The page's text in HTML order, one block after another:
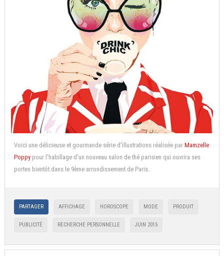
Voici une délicieuse et gourmande série d'illustrations réalisée par Mamzelle
Poppy pour l'habillage d'un nouveau salon de thé parisien qui ouvrira ses
portes bientôt dans le 9ème arrondissement de Paris.
PARTAGER AFFICHAGE HOROSCOPE MODE PRODUIT
PUBLICITÉ RECHERCHE PERSONNELLE JUIN 2015